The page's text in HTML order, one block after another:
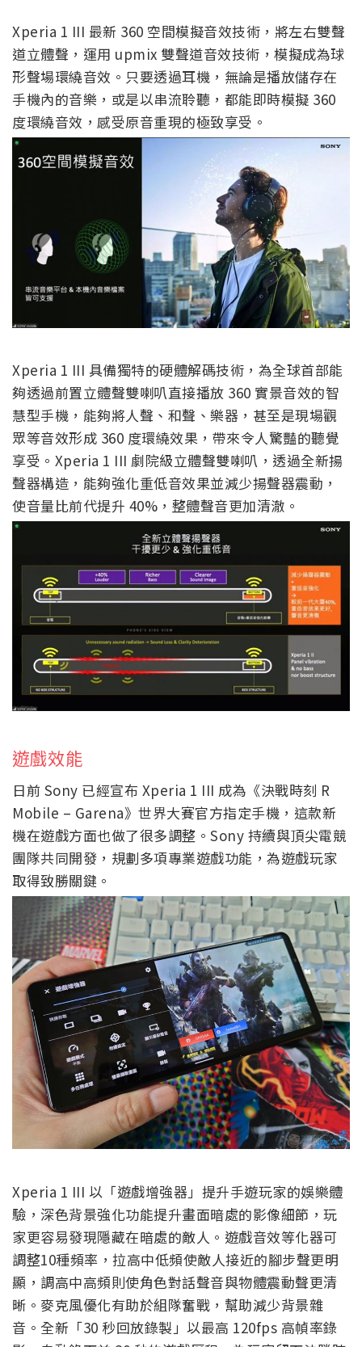
Xperia 1 III 最新 360 空間模擬音效技術，將左右雙聲
道立體聲，運用 upmix 雙聲道音效技術，模擬成為球
形聲場環繞音效。只要透過耳機，無論是播放儲存在
手機內的音樂，或是以串流聆聽，都能即時模擬 360
度環繞音效，感受原音重現的極致享受。
Xperia 1 III 具備獨特的硬體解碼技術，為全球首部能
夠透過前置立體聲雙喇叭直接播放 360 實景音效的智
慧型手機，能夠將人聲、和聲、樂器，甚至是現場觀
眾等音效形成 360 度環繞效果，帶來令人驚豔的聽覺
享受。Xperia 1 III 劇院級立體聲雙喇叭，透過全新揚
聲器構造，能夠強化重低音效果並減少揚聲器震動，
使音量比前代提升 40%，整體聲音更加清澈。
遊戲效能
日前 Sony 已經宣布 Xperia 1 III 成為《決戰時刻 R
Mobile – Garena》世界大賽官方指定手機，這款新
機在遊戲方面也做了很多調整。Sony 持續與頂尖電競
團隊共同開發，規劃多項專業遊戲功能，為遊戲玩家
取得致勝關鍵。
Xperia 1 III 以「遊戲增強器」提升手遊玩家的娛樂體
驗，深色背景強化功能提升畫面暗處的影像細節，玩
家更容易發現隱藏在暗處的敵人。遊戲音效等化器可
調整10種頻率，拉高中低頻使敵人接近的腳步聲更明
顯，調高中高頻則使角色對話聲音與物體震動聲更清
晰。麥克風優化有助於組隊奮戰，幫助減少背景雜
音。全新「30 秒回放錄製」以最高 120fps 高幀率錄